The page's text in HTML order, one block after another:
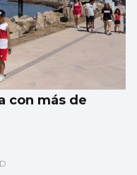
con más de